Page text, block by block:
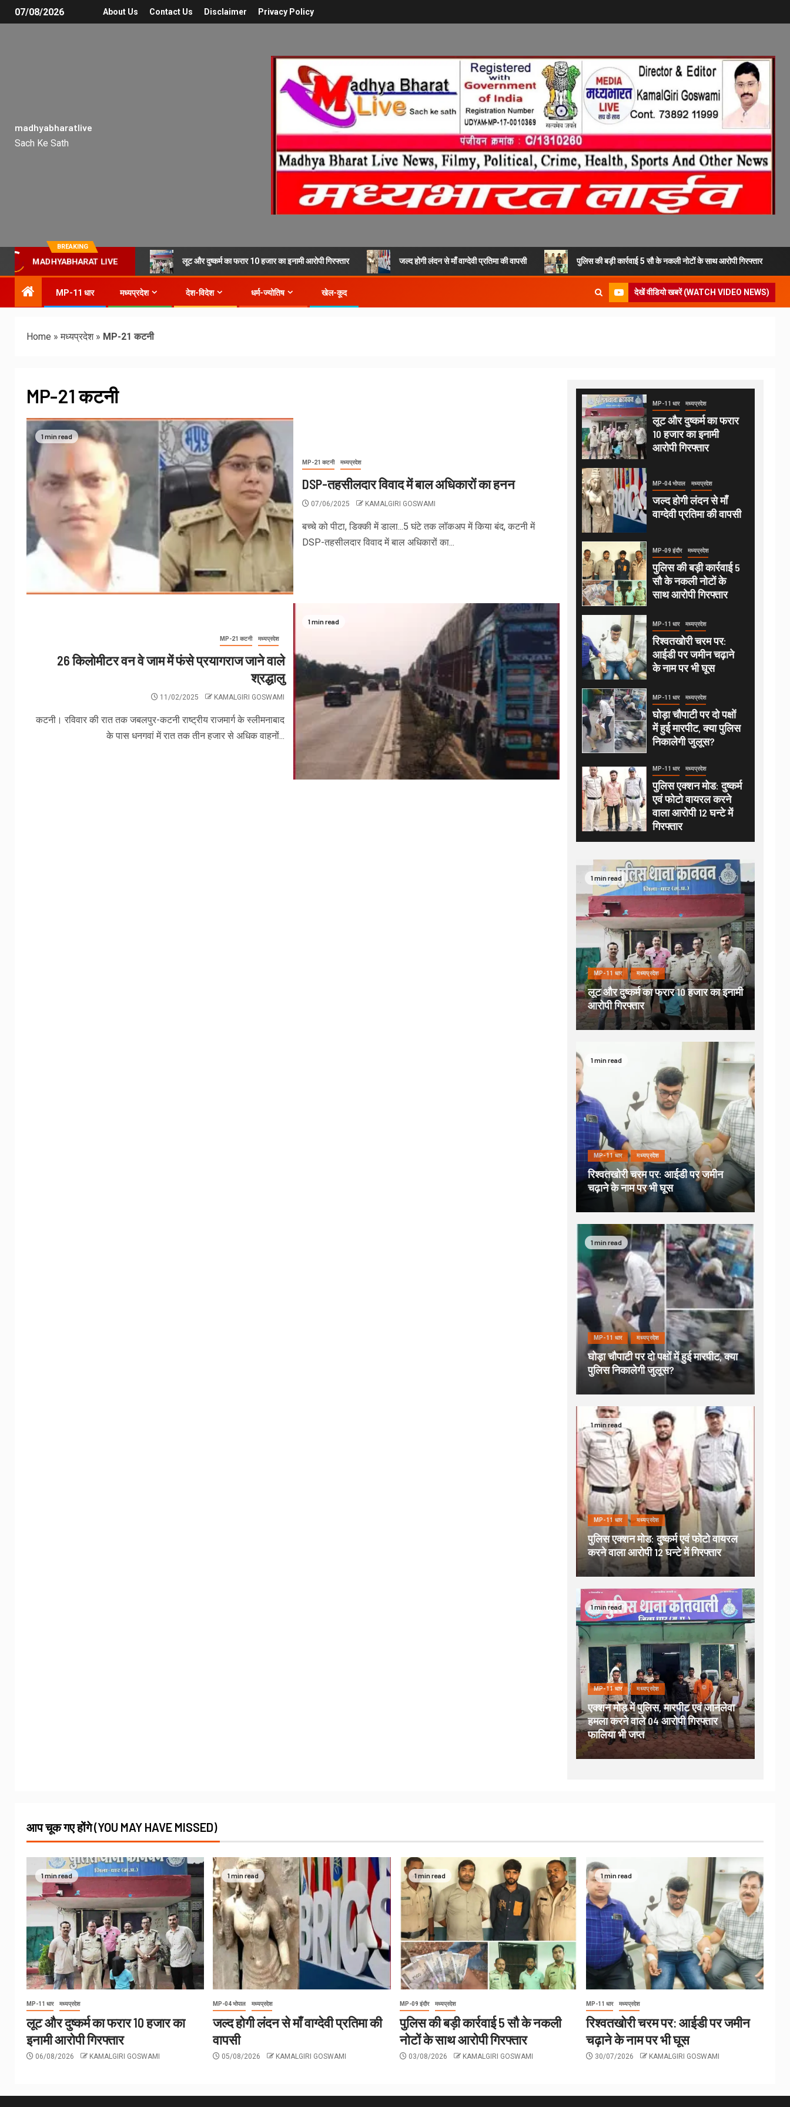
07/08/2026 About Us Contact Us Disclaimer Privacy Policy
madhyabharatlive
Sach Ke Sath
BREAKING
MADHYABHARAT LIVE लूट और दुष्कर्म का फरार 10 हजार का इनामी आरोपी गिरफ्तार जल्द होगी लंदन से माँ वाग्देवी प्रतिमा की वापसी पुलिस की बड़ी कार्रवाई 5 सौ के नकली नोटों के साथ आरोपी गिरफ्तार
MP-11 धार मध्यप्रदेश देश-विदेश धर्म-ज्योतिष खेल-कूद देखें वीडियो खबरें (WATCH VIDEO NEWS)
Home »मध्यप्रदेश» MP-21 कटनी
MP-21 कटनी
1 min read
MP-21 कटनी मध्यप्रदेश
DSP-तहसीलदार विवाद में बाल अधिकारों का हनन
07/06/2025 KAMALGIRI GOSWAMI
बच्चे को पीटा, डिक्की में डाला...5 घंटे तक लॉकअप में किया बंद, कटनी में
DSP-तहसीलदार विवाद में बाल अधिकारों का...
1 min read
MP-21 कटनी मध्यप्रदेश
26 किलोमीटर वन वे जाम में फंसे प्रयागराज जाने वाले
श्रद्धालु
11/02/2025 KAMALGIRI GOSWAMI
कटनी। रविवार की रात तक जबलपुर-कटनी राष्ट्रीय राजमार्ग के स्लीमनाबाद
के पास धनगवां में रात तक तीन हजार से अधिक वाहनों...
MP-11 धार मध्यप्रदेश
लूट और दुष्कर्म का फरार
10 हजार का इनामी
आरोपी गिरफ्तार
MP-04 भोपाल मध्यप्रदेश
जल्द होगी लंदन से माँ
वाग्देवी प्रतिमा की वापसी
MP-09 इंदौर मध्यप्रदेश
पुलिस की बड़ी कार्रवाई 5
सौ के नकली नोटों के
साथ आरोपी गिरफ्तार
MP-11 धार मध्यप्रदेश
रिश्वतखोरी चरम पर:
आईडी पर जमीन चढ़ाने
के नाम पर भी घूस
MP-11 धार मध्यप्रदेश
घोड़ा चौपाटी पर दो पक्षों
में हुई मारपीट, क्या पुलिस
निकालेगी जुलूस?
MP-11 धार मध्यप्रदेश
पुलिस एक्शन मोड: दुष्कर्म
एवं फोटो वायरल करने
वाला आरोपी 12 घन्टे में
गिरफ्तार
1 min read
MP-11 धार मध्यप्रदेश
लूट और दुष्कर्म का फरार 10 हजार का इनामी
आरोपी गिरफ्तार
1 min read
MP-11 धार मध्यप्रदेश
रिश्वतखोरी चरम पर: आईडी पर जमीन
चढ़ाने के नाम पर भी घूस
1 min read
MP-11 धार मध्यप्रदेश
घोड़ा चौपाटी पर दो पक्षों में हुई मारपीट, क्या
पुलिस निकालेगी जुलूस?
1 min read
MP-11 धार मध्यप्रदेश
पुलिस एक्शन मोड: दुष्कर्म एवं फोटो वायरल
करने वाला आरोपी 12 घन्टे में गिरफ्तार
1 min read
MP-11 धार मध्यप्रदेश
एक्शन मोड़ में पुलिस, मारपीट एवं जानलेवा
हमला करने वाले 04 आरोपी गिरफ्तार
फालिया भी जप्त
आप चूक गए होंगे (YOU MAY HAVE MISSED)
1 min read
MP-11 धार मध्यप्रदेश
लूट और दुष्कर्म का फरार 10 हजार का
इनामी आरोपी गिरफ्तार
06/08/2026 KAMALGIRI GOSWAMI
1 min read
MP-04 भोपाल मध्यप्रदेश
जल्द होगी लंदन से माँ वाग्देवी प्रतिमा की
वापसी
05/08/2026 KAMALGIRI GOSWAMI
1 min read
MP-09 इंदौर मध्यप्रदेश
पुलिस की बड़ी कार्रवाई 5 सौ के नकली
नोटों के साथ आरोपी गिरफ्तार
03/08/2026 KAMALGIRI GOSWAMI
1 min read
MP-11 धार मध्यप्रदेश
रिश्वतखोरी चरम पर: आईडी पर जमीन
चढ़ाने के नाम पर भी घूस
30/07/2026 KAMALGIRI GOSWAMI